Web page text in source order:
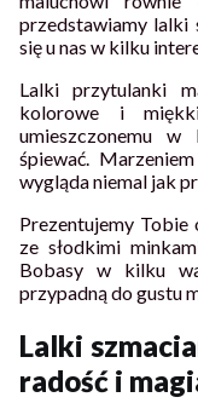
przedstawiamy lalki
się u nas w kilku
Lalki przytulanki
kolorowe i
umieszczonemu
śpiewać.
wygląda niemal jak
Prezentujemy
ze słodkimi
Bobasy w kilku
przypadną do gustu
Lalki
radość i